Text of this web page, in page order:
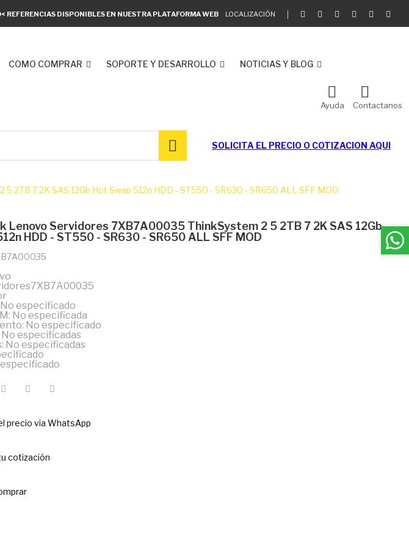
REFERENCIAS DISPONIBLES EN NUESTRA PLATAFORMA WEB LOCALIZACIÓN
COMO COMPRAR SOPORTE Y DESARROLLO NOTICIAS Y BLOG
Ayuda Contactanos
SOLICITA EL PRECIO O COTIZACION AQUI
7 2K SAS 12Gb Hot Swap 512n HDD - ST550 - SR630 - SR650 ALL SFF MOD
Lenovo Servidores 7XB7A00035 ThinkSystem 2 5 2TB 7 2K SAS 12Gb
HDD - ST550 - SR630 - SR650 ALL SFF MOD
especificado
No especificada
No especificado
especificadas
No especificadas
precio via WhatsApp
cotización